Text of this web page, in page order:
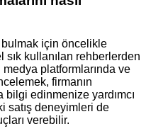
bulmak için öncelikle
sık kullanılan rehberlerden
platformlarında ve
firmanın
bilgi edinmenize yardımcı
satış deneyimleri de
verebilir.